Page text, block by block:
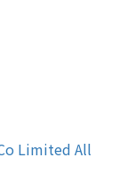
Limited All